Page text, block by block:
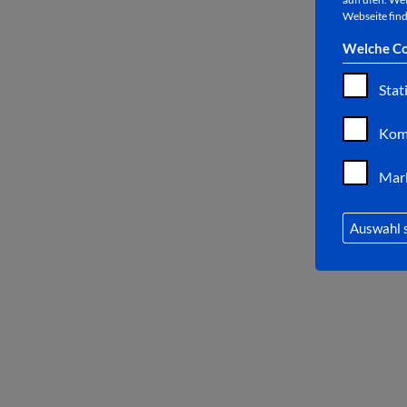
Webseite
Welche
Auswahl